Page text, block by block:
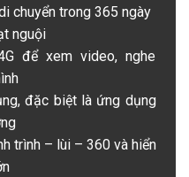
chuyển trong 365 ngày
nguội
để xem video, nghe
đặc biệt là ứng dụng
trình – lùi – 360 và hiển